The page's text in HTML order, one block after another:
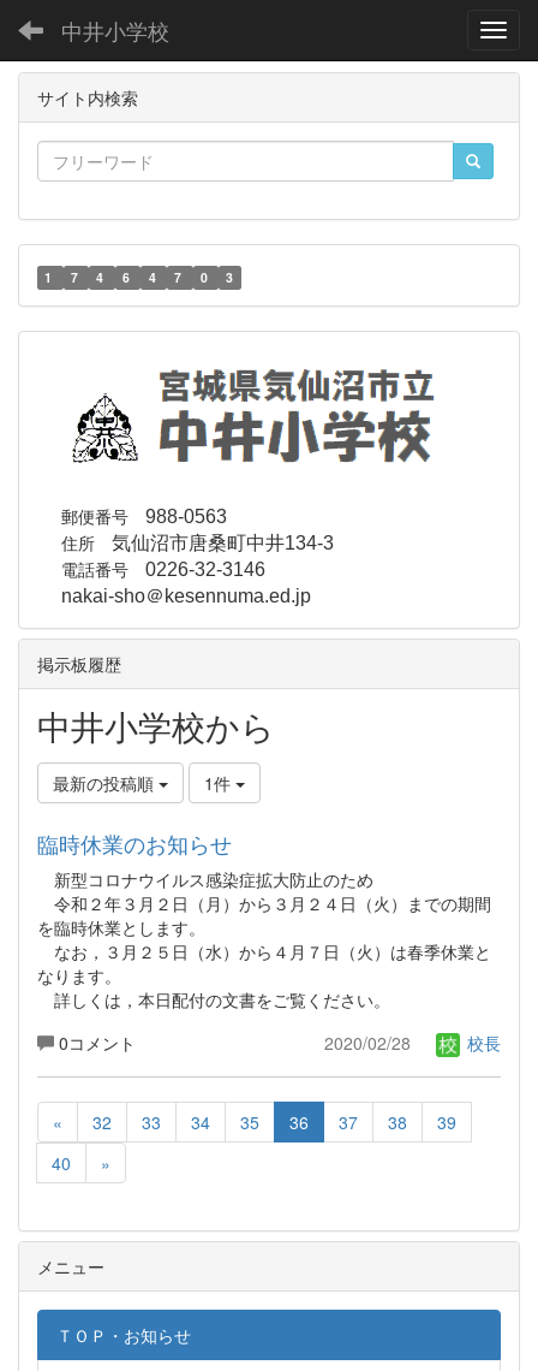
中井小学校
サイト内検索
1 7 4 6 4 7 0 3
郵便番号 988-0563
住所 気仙沼市唐桑町中井134-3
電話番号 0226-32-3146
nakai-sho＠kesennuma.ed.jp
掲示板履歴
中井小学校から
最新の投稿順 1件
臨時休業のお知らせ
新型コロナウイルス感染症拡大防止のため
令和２年３月２日（月）から３月２４日（火）までの期間
を臨時休業とします。
なお，３月２５日（水）から４月７日（火）は春季休業と
なります。
詳しくは，本日配付の文書をご覧ください。
0コメント
2020/02/28 校長
« 32 33 34 35 36 37 38
39
40
»
メニュー
ＴＯＰ・お知らせ